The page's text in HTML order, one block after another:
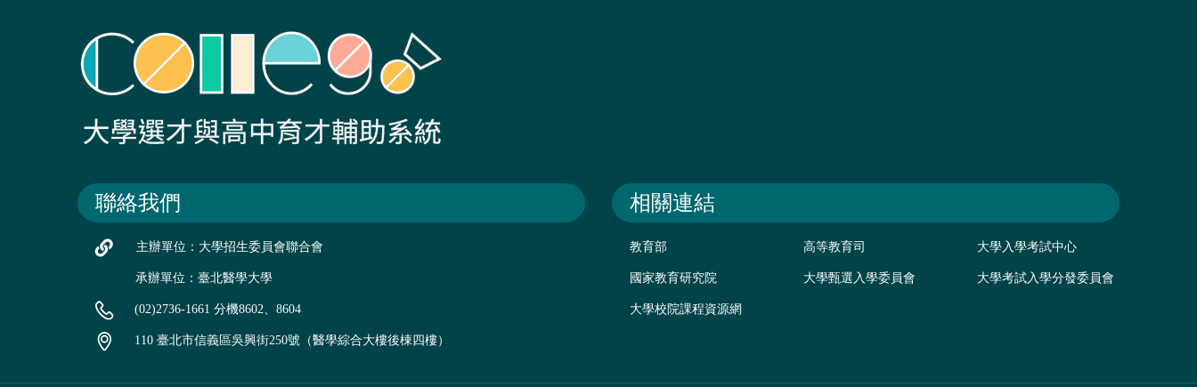
聯絡我們
主辦單位：大學招生委員會聯合會
承辦單位：臺北醫學大學
(02)2736-1661 分機8602、8604
110 臺北市信義區吳興街250號（醫學綜合大樓後棟四樓）
相關連結
教育部 高等教育司 大學入學考試中心
國家教育研究院 大學甄選入學委員會 大學考試入學分發委員會
大學校院課程資源網